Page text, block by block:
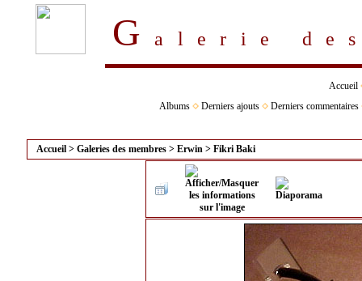
Galerie
Accueil
Albums
Derniers ajouts Derniers commentaires
Accueil > Galeries des membres > Erwin > Fikri Baki